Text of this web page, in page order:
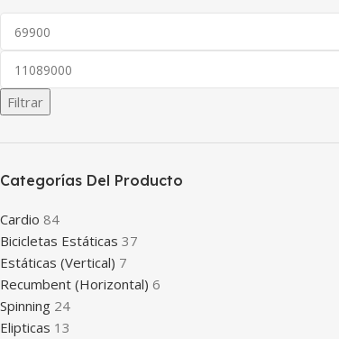
Filtrar
Categorías Del Producto
Cardio 84
Bicicletas Estáticas 37
Estáticas (Vertical) 7
Recumbent (Horizontal) 6
Spinning 24
Elipticas 13